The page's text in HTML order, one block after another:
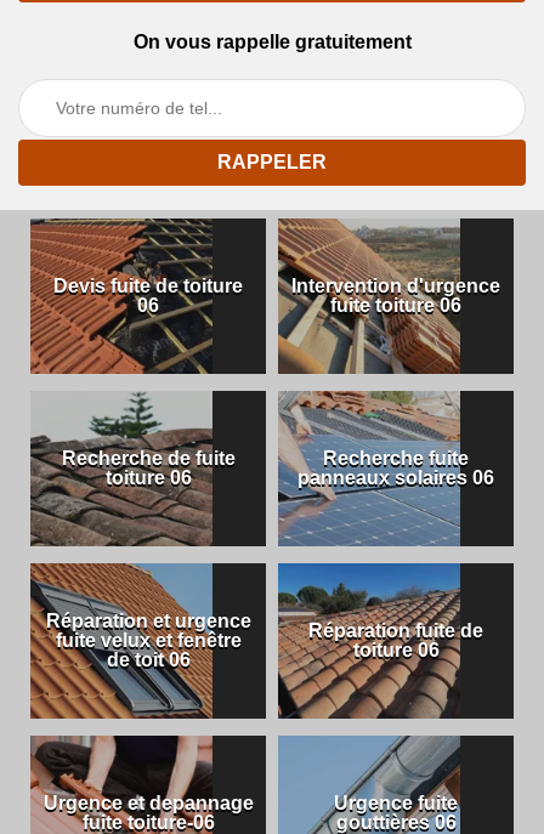
On vous rappelle gratuitement
Devis fuite de toiture
06
Intervention d'urgence
fuite toiture 06
Recherche de fuite
toiture 06
Recherche fuite
panneaux solaires 06
Réparation et urgence
fuite velux et fenêtre
de toit 06
Réparation fuite de
toiture 06
Urgence et depannage
fuite toiture-06
Urgence fuite
gouttières 06